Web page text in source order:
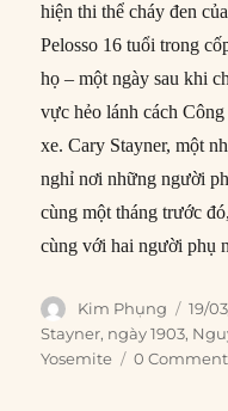
hiện thi thể cháy đen
Pelosso 16 tuổi trong
họ – một ngày sau khi
vực hẻo lánh cách
xe. Cary Stayner, một
nghỉ nơi những người
cùng một tháng trước
cùng với hai người phụ
Author
Kim Phụng
on
19/
Stayner, ngày 1903,
Yosemite
0